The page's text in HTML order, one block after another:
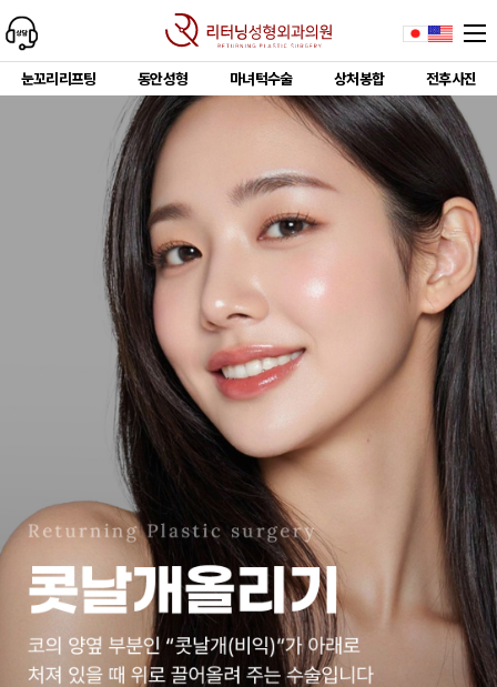
눈꼬리리프팅 동안성형 마녀턱수술 상처봉합 전후사진